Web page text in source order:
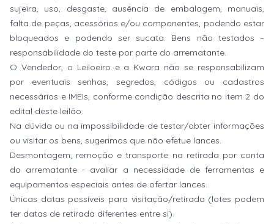
sujeira, uso, desgaste, ausência de embalagem, manuais,
falta de peças, acessórios e/ou componentes, podendo estar
bloqueados e podendo ser sucata. Bens não testados –
responsabilidade do teste por parte do arrematante.
O Vendedor, o Leiloeiro e a Kwara não se responsabilizam
por eventuais senhas, segredos, códigos ou cadastros
necessários e IMEIs, conforme condição descrita no item 2 do
edital deste leilão.
Na dúvida ou na impossibilidade de testar/obter informações
ou visitar os bens, sugerimos que não efetue lances.
Desmontagem, remoção e transporte na retirada por conta
do arrematante - avaliar a necessidade de ferramentas e
equipamentos especiais antes de ofertar lances.
Únicas datas possíveis para visitação/retirada (lotes podem
ter datas de retirada diferentes entre si).